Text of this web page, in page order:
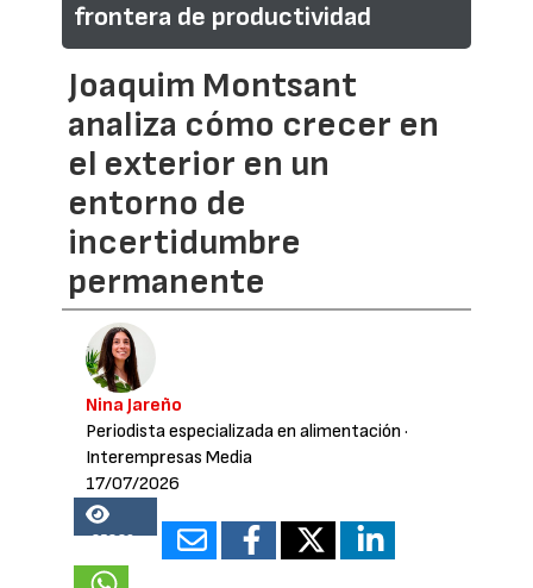
frontera de productividad
Joaquim Montsant
analiza cómo crecer en
el exterior en un
entorno de
incertidumbre
permanente
Nina Jareño
Periodista especializada en alimentación ·
Interempresas Media
17/07/2026
25829